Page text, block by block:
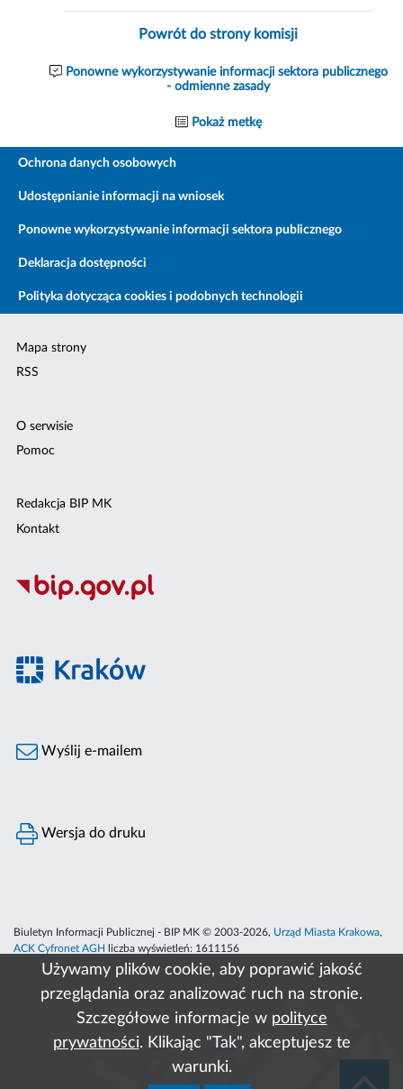
Używamy plików cookie, aby poprawić jakość
przeglądania oraz analizować ruch na stronie.
Szczegółowe informacje w polityce
prywatności. Klikając "Tak", akceptujesz te
warunki.
Powrót do strony komisji
Ponowne wykorzystywanie informacji sektora publicznego
- odmienne zasady
Pokaż metkę
Ochrona danych osobowych
Udostępnianie informacji na wniosek
Ponowne wykorzystywanie informacji sektora publicznego
Deklaracja dostępności
Polityka dotycząca cookies i podobnych technologii
Mapa strony
RSS
O serwisie
Pomoc
Redakcja BIP MK
Kontakt
Wyślij e-mailem
Wersja do druku
Biuletyn Informacji Publicznej - BIP MK © 2003-2026, Urząd Miasta Krakowa,
ACK Cyfronet AGH liczba wyświetleń: 1611156